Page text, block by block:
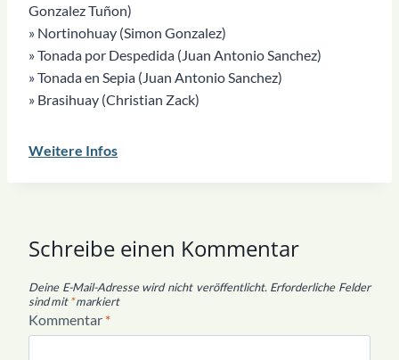
Gonzalez Tuñon)
» Nortinohuay (Simon Gonzalez)
» Tonada por Despedida (Juan Antonio Sanchez)
» Tonada en Sepia (Juan Antonio Sanchez)
» Brasihuay (Christian Zack)
Weitere Infos
Schreibe einen Kommentar
Deine E-Mail-Adresse wird nicht veröffentlicht. Erforderliche Felder
sind mit*markiert
Kommentar *